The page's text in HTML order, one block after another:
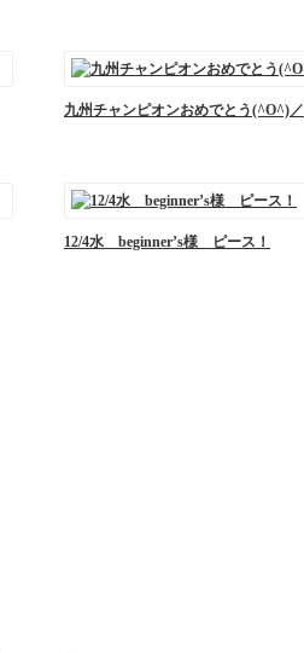
九州チャンピオンおめでとう(^O^)／
12/4水 beginner’s様 ピース！